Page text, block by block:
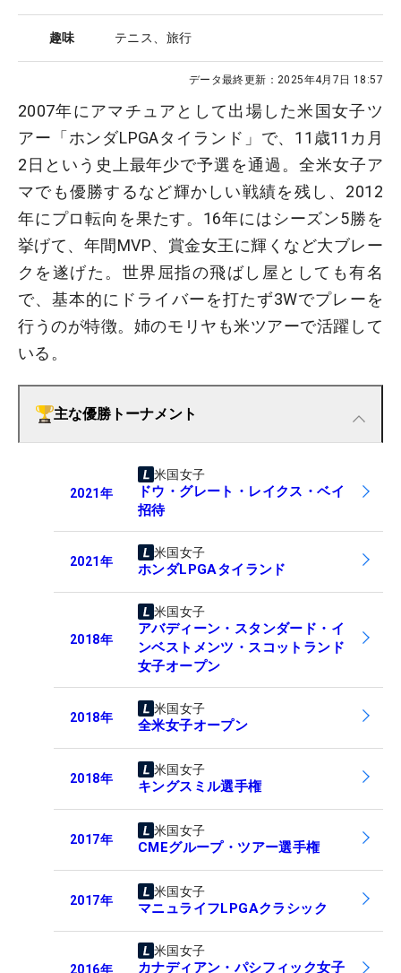
趣味 テニス、旅行
データ最終更新： 2025年4月7日 18:57
2007年にアマチュアとして出場した米国女子ツ
アー「ホンダLPGAタイランド」で、11歳11カ月
2日という史上最年少で予選を通過。全米女子ア
マでも優勝するなど輝かしい戦績を残し、2012
年にプロ転向を果たす。16年にはシーズン5勝を
挙げて、年間MVP、賞金女王に輝くなど大ブレー
クを遂げた。世界屈指の飛ばし屋としても有名
で、基本的にドライバーを打たず3Wでプレーを
行うのが特徴。姉のモリヤも米ツアーで活躍して
いる。
主な優勝トーナメント
2021年
米国女子
ドウ・グレート・レイクス・ベイ
招待
2021年
米国女子
ホンダLPGAタイランド
2018年
米国女子
アバディーン・スタンダード・イ
ンベストメンツ・スコットランド
女子オープン
2018年
米国女子
全米女子オープン
2018年
米国女子
キングスミル選手権
2017年
米国女子
CMEグループ・ツアー選手権
2017年
米国女子
マニュライフLPGAクラシック
2016年
米国女子
カナディアン・パシフィック女子